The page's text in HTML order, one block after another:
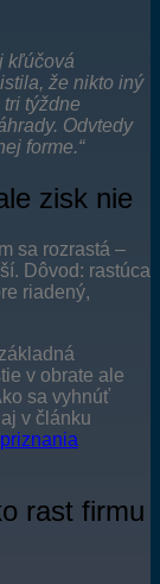
kľúčová
že nikto iný
týždne
Odvtedy
forme.“
zisk nie
sa rozrastá –
Dôvod: rastúca
riadený,
v obrate ale
sa vyhnúť
v článku
rast firmu